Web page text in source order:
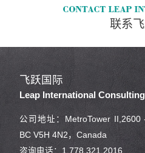
联系
飞跃国际
Leap International
公司地址：MetroTower II,2600
BC V5H 4N2，Canada
咨询电话：1.778.321.2016